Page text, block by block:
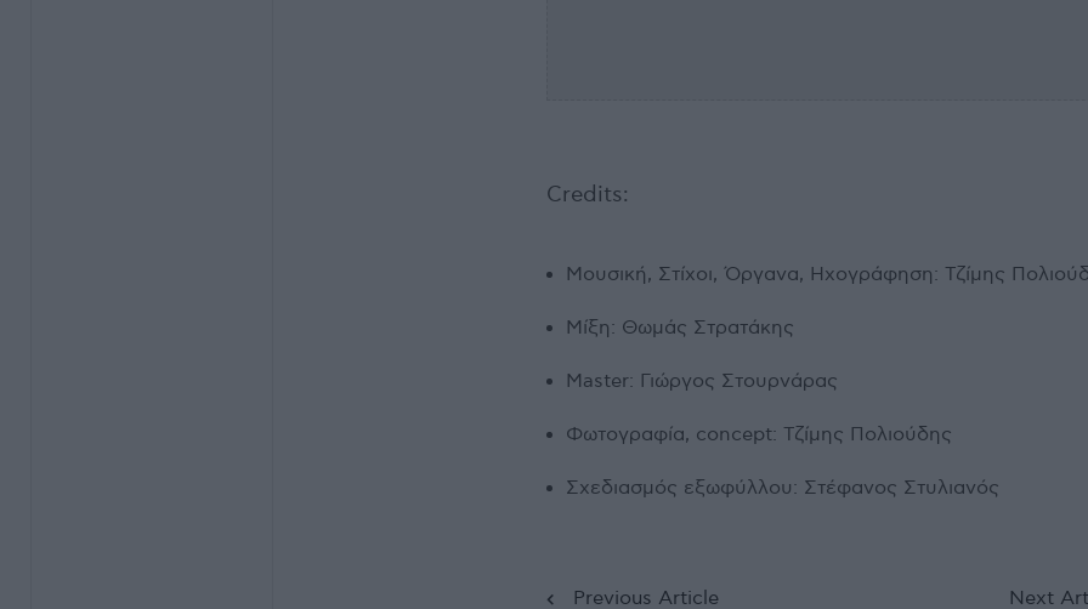
Credits:
Μουσική, Στίχοι, Όργανα, Ηχογράφηση: Τζίμης
Μίξη: Θωμάς Στρατάκης
Μaster: Γιώργος Στουρνάρας
Φωτογραφία, concept: Τζίμης Πολιούδης
Σχεδιασμός εξωφύλλου: Στέφανος Στυλιανός
Previous Article Next